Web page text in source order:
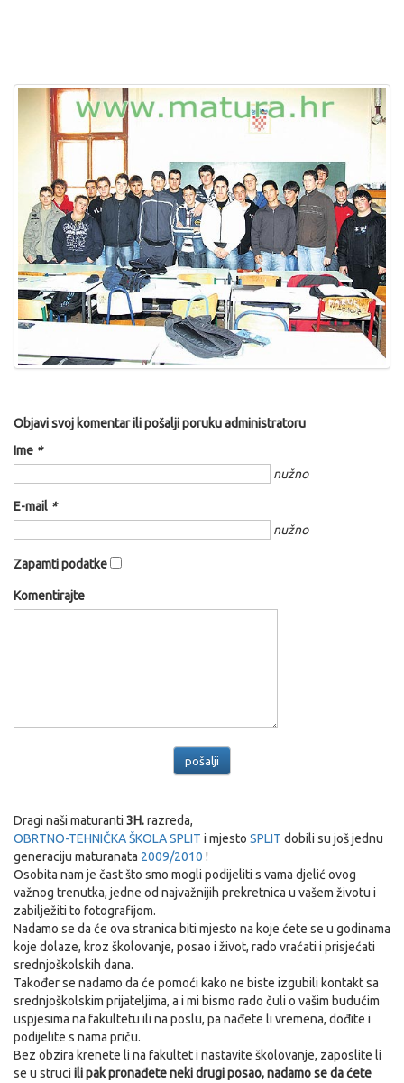
Objavi svoj komentar ili pošalji poruku administratoru
Ime *
nužno
E-mail *
nužno
Zapamti podatke
Komentirajte
Dragi naši maturanti 3H.razreda,
OBRTNO-TEHNIČKA ŠKOLA SPLIT i mjesto SPLIT dobili su još jednu
generaciju maturanata 2009/2010 !
Osobita nam je čast što smo mogli podijeliti s vama djelić ovog
važnog trenutka, jedne od najvažnijih prekretnica u vašem životu i
zabilježiti to fotografijom.
Nadamo se da će ova stranica biti mjesto na koje ćete se u godinama
koje dolaze, kroz školovanje, posao i život, rado vraćati i prisjećati
srednjoškolskih dana.
Također se nadamo da će pomoći kako ne biste izgubili kontakt sa
srednjoškolskim prijateljima, a i mi bismo rado čuli o vašim budućim
uspjesima na fakultetu ili na poslu, pa nađete li vremena, dođite i
podijelite s nama priču.
Bez obzira krenete li na fakultet i nastavite školovanje, zaposlite li
se u struci ili pak pronađete neki drugi posao, nadamo se da ćete